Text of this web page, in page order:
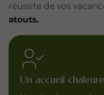
réussite de vos
atouts.
Un accueil